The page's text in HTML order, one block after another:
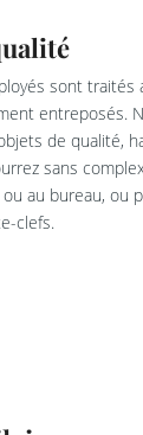
sont traités
entreposés.
de qualité,
sans
au bureau, ou
clefs.